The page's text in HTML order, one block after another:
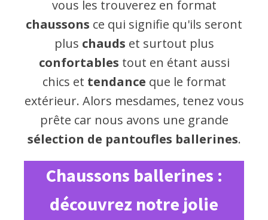
vous les trouverez en format
chaussons ce qui signifie qu'ils seront
plus chauds et surtout plus
confortables tout en étant aussi
chics et tendance que le format
extérieur. Alors mesdames, tenez vous
prête car nous avons une grande
sélection de pantoufles ballerines.
Chaussons ballerines :
découvrez notre jolie